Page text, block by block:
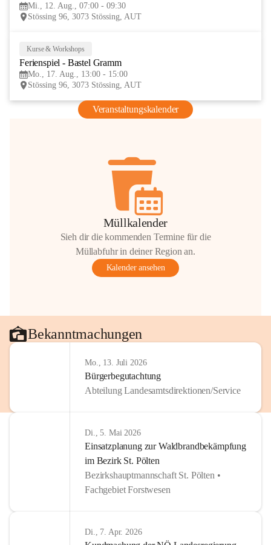
Mi., 12. Aug., 07:00 - 09:30
Stössing 96, 3073 Stössing, AUT
Kurse & Workshops
Ferienspiel - Bastel Gramm
Mo., 17. Aug., 13:00 - 15:00
Stössing 96, 3073 Stössing, AUT
Veranstaltungskalender
Müllkalender
Sieh dir die kommenden Termine für die
Müllabfuhr in deiner Region an.
Kalender ansehen
Bekanntmachungen
Mo., 13. Juli 2026
Bürgerbegutachtung
Abteilung Landesamtsdirektionen/Service
Di., 5. Mai 2026
Einsatzplanung zur Waldbrandbekämpfung
im Bezirk St. Pölten
Bezirkshauptmannschaft St. Pölten •
Fachgebiet Forstwesen
Di., 7. Apr. 2026